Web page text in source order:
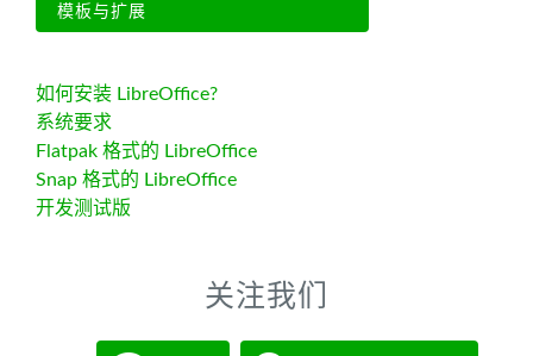
模板与扩展
如何安装 LibreOffice?
系统要求
Flatpak 格式的 LibreOffice
Snap 格式的 LibreOffice
开发测试版
关注我们